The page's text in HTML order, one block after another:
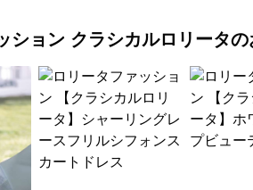
ション クラシカルロリータの